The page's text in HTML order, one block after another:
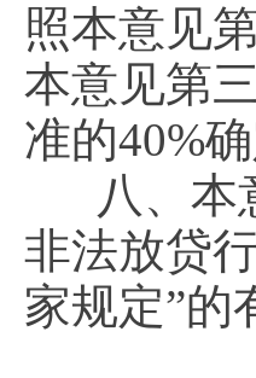
照本意见
本意见第
准的40%确
八、本
非法放贷
家规定”的